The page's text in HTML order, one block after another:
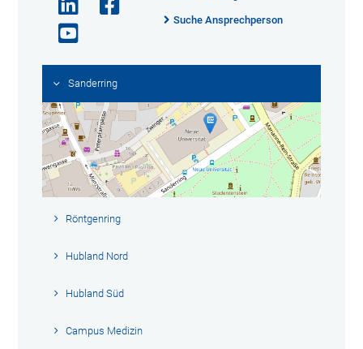
Suche Ansprechperson
Sanderring
Röntgenring
Hubland Nord
Hubland Süd
Campus Medizin